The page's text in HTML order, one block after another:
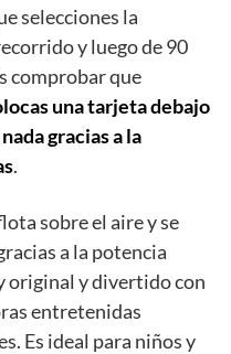
selecciones la
y luego de 90
comprobar que
una tarjeta debajo
gracias a la
.
sobre el aire y se
a la potencia
original y divertido con
entretenidas
Es ideal para niños y